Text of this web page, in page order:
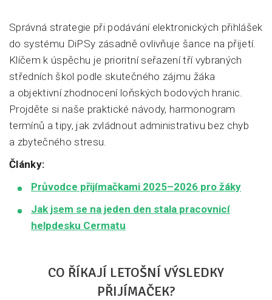
Správná strategie při podávání elektronických přihlášek
do systému DiPSy zásadně ovlivňuje šance na přijetí.
Klíčem k úspěchu je prioritní seřazení tří vybraných
středních škol podle skutečného zájmu žáka
a objektivní zhodnocení loňských bodových hranic.
Projděte si naše praktické návody, harmonogram
termínů a tipy, jak zvládnout administrativu bez chyb
a zbytečného stresu.
Články:
Průvodce přijímačkami 2025–2026 pro žáky
Jak jsem se na jeden den stala pracovnicí
helpdesku Cermatu
CO ŘÍKAJÍ LETOŠNÍ VÝSLEDKY
PŘIJÍMAČEK?